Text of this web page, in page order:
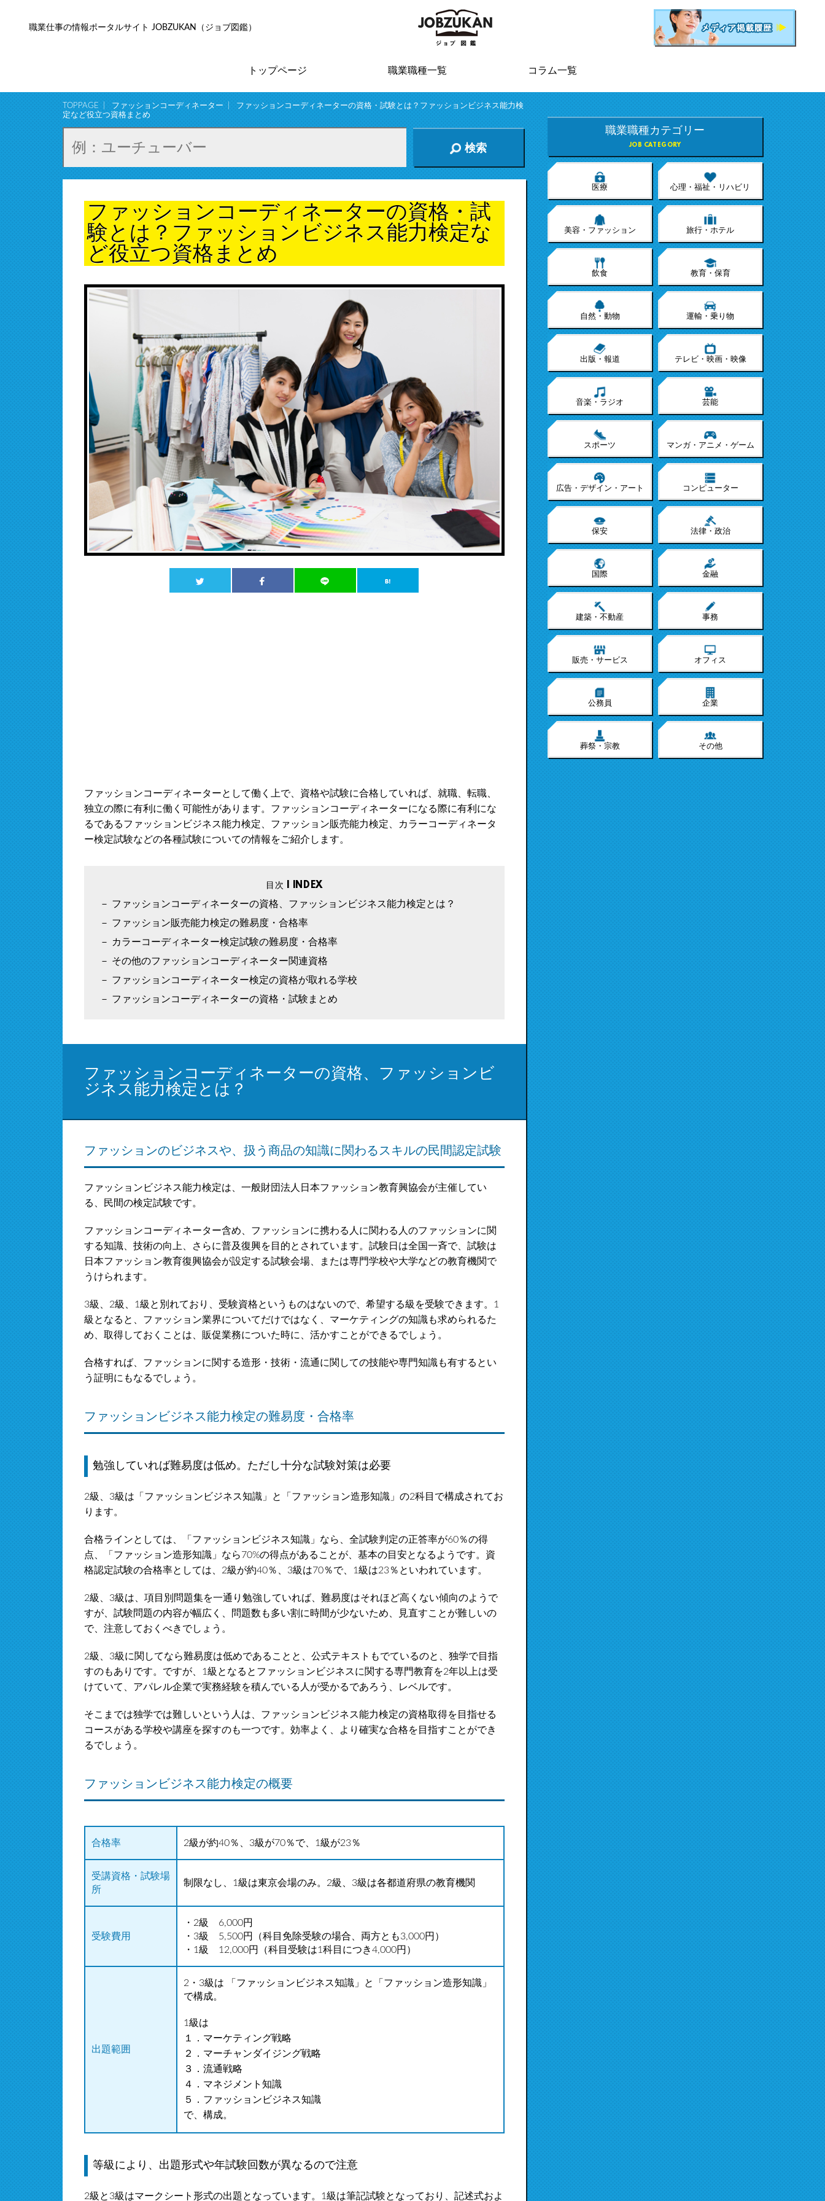
職業仕事の情報ポータルサイト JOBZUKAN（ジョブ図鑑）
トップページ 職業職種一覧 コラム一覧
TOPPAGE ファッションコーディネーター
ファッションコーディネーターの資格・試験とは？ファッションビジネス能力検
定など役立つ資格まとめ
検索
ファッションコーディネーターの資格・試
験とは？ファッションビジネス能力検定な
ど役立つ資格まとめ
ファッションコーディネーターとして働く上で、資格や試験に合格していれば、就職、転職、
独立の際に有利に働く可能性があります。ファッションコーディネーターになる際に有利にな
るであるファッションビジネス能力検定、ファッション販売能力検定、カラーコーディネータ
ー検定試験などの各種試験についての情報をご紹介します。
ファッションコーディネーターの資格、ファッションビジネス能力検定とは？
ファッション販売能力検定の難易度・合格率
カラーコーディネーター検定試験の難易度・合格率
その他のファッションコーディネーター関連資格
ファッションコーディネーター検定の資格が取れる学校
ファッションコーディネーターの資格・試験まとめ
ファッションコーディネーターの資格、ファッションビ
ジネス能力検定とは？
ファッションのビジネスや、扱う商品の知識に関わるスキルの民間認定試験
ファッションビジネス能力検定は、一般財団法人日本ファッション教育興協会が主催してい
る、民間の検定試験です。
ファッションコーディネーター含め、ファッションに携わる人に関わる人のファッションに関
する知識、技術の向上、さらに普及復興を目的とされています。試験日は全国一斉で、試験は
日本ファッション教育復興協会が設定する試験会場、または専門学校や大学などの教育機関で
うけられます。
3級、2級、1級と別れており、受験資格というものはないので、希望する級を受験できます。1
級となると、ファッション業界についてだけではなく、マーケティングの知識も求められるた
め、取得しておくことは、販促業務についた時に、活かすことができるでしょう。
合格すれば、ファッションに関する造形・技術・流通に関しての技能や専門知識も有するとい
う証明にもなるでしょう。
ファッションビジネス能力検定の難易度・合格率
勉強していれば難易度は低め。ただし十分な試験対策は必要
2級、3級は「ファッションビジネス知識」と「ファッション造形知識」の2科目で構成されてお
ります。
合格ラインとしては、「ファッションビジネス知識」なら、全試験判定の正答率が60％の得
点、「ファッション造形知識」なら70%の得点があることが、基本の目安となるようです。資
格認定試験の合格率としては、2級が約40％、3級は70％で、1級は23％といわれています。
2級、3級は、項目別問題集を一通り勉強していれば、難易度はそれほど高くない傾向のようで
すが、試験問題の内容が幅広く、問題数も多い割に時間が少ないため、見直すことが難しいの
で、注意しておくべきでしょう。
2級、3級に関してなら難易度は低めであることと、公式テキストもでているのと、独学で目指
すのもありです。ですが、1級となるとファッションビジネスに関する専門教育を2年以上は受
けていて、アパレル企業で実務経験を積んでいる人が受かるであろう、レベルです。
そこまでは独学では難しいという人は、ファッションビジネス能力検定の資格取得を目指せる
コースがある学校や講座を探すのも一つです。効率よく、より確実な合格を目指すことができ
るでしょう。
ファッションビジネス能力検定の概要
合格率 2級が約40％、3級が70％で、1級が23％
受講資格・試験場
所
制限なし、1級は東京会場のみ。2級、3級は各都道府県の教育機関
受験費用
・2級 6,000円
・3級 5,500円（科目免除受験の場合、両方とも3,000円）
・1級 12,000円（科目受験は1科目につき4,000円）
出題範囲
2・3級は 「ファッションビジネス知識」と「ファッション造形知識」
で構成。
1級は
１．マーケティング戦略
２．マーチャンダイジング戦略
３．流通戦略
４．マネジメント知識
５．ファッションビジネス知識
で、構成。
等級により、出題形式や年試験回数が異なるので注意
2級と3級はマークシート形式の出題となっています。1級は筆記試験となっており、記述式およ
職業職種カテゴリー
JOB CATEGORY
医療 心理・福祉・リハビリ
美容・ファッション 旅行・ホテル
飲食 教育・保育
自然・動物 運輸・乗り物
出版・報道 テレビ・映画・映像
音楽・ラジオ 芸能
スポーツ マンガ・アニメ・ゲーム
広告・デザイン・アート コンピューター
保安 法律・政治
国際 金融
建築・不動産 事務
販売・サービス オフィス
公務員 企業
葬祭・宗教 その他